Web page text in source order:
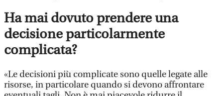
Ha mai dovuto prendere una
decisione particolarmente
complicata?
«Le decisioni più complicate sono quelle legate alle
risorse, in particolare quando si devono affrontare